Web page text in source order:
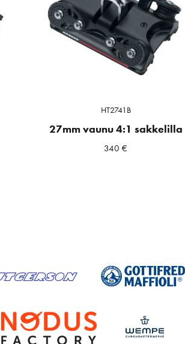
HT2741B
27mm vaunu 4:1 sakkelilla
340€